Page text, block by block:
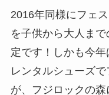
2016年同様にフェ
を子供から大人ま
定です！しかも今年
レンタルシューズ
が、フジロックの森